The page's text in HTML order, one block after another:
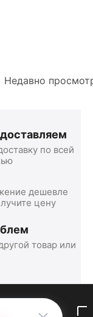
Недавно
по всей
дешевле
цену
товар или